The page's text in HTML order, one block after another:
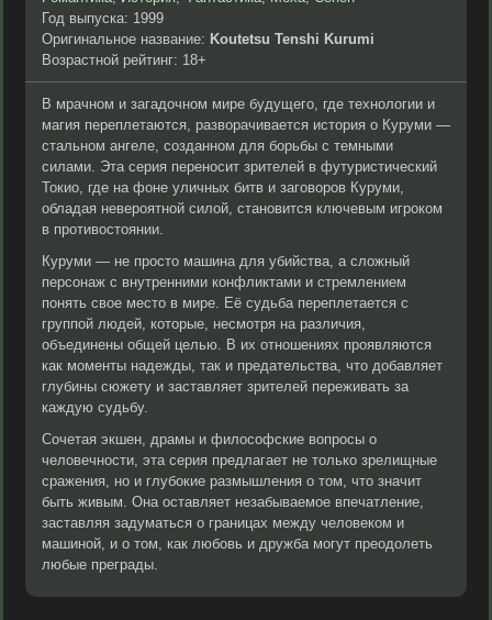
Год выпуска: 1999
Оригинальное название: Koutetsu Tenshi Kurumi
Возрастной рейтинг: 18+
В мрачном и загадочном мире будущего, где технологии и
магия переплетаются, разворачивается история о Куруми —
стальном ангеле, созданном для борьбы с темными
силами. Эта серия переносит зрителей в футуристический
Токио, где на фоне уличных битв и заговоров Куруми,
обладая невероятной силой, становится ключевым игроком
в противостоянии.
Куруми — не просто машина для убийства, а сложный
персонаж с внутренними конфликтами и стремлением
понять свое место в мире. Её судьба переплетается с
группой людей, которые, несмотря на различия,
объединены общей целью. В их отношениях проявляются
как моменты надежды, так и предательства, что добавляет
глубины сюжету и заставляет зрителей переживать за
каждую судьбу.
Сочетая экшен, драмы и философские вопросы о
человечности, эта серия предлагает не только зрелищные
сражения, но и глубокие размышления о том, что значит
быть живым. Она оставляет незабываемое впечатление,
заставляя задуматься о границах между человеком и
машиной, и о том, как любовь и дружба могут преодолеть
любые преграды.